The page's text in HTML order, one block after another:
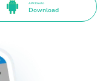
APK Direto
Download